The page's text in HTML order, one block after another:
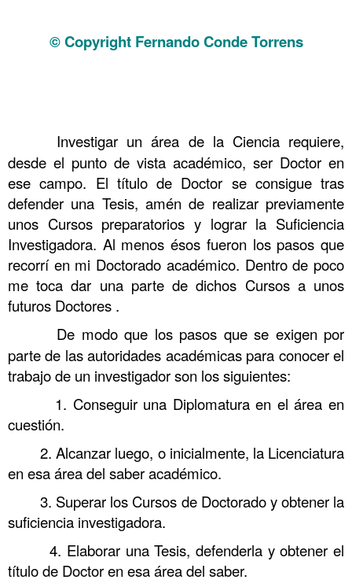
© Copyright Fernando Conde Torrens
Investigar un área de la Ciencia requiere,
desde el punto de vista académico, ser Doctor en
ese campo. El título de Doctor se consigue tras
defender una Tesis, amén de realizar previamente
unos Cursos preparatorios y lograr la Suficiencia
Investigadora. Al menos ésos fueron los pasos que
recorrí en mi Doctorado académico. Dentro de poco
me toca dar una parte de dichos Cursos a unos
futuros Doctores .
De modo que los pasos que se exigen por
parte de las autoridades académicas para conocer el
trabajo de un investigador son los siguientes:
1. Conseguir una Diplomatura en el área en
cuestión.
2. Alcanzar luego, o inicialmente, la Licenciatura
en esa área del saber académico.
3. Superar los Cursos de Doctorado y obtener la
suficiencia investigadora.
4. Elaborar una Tesis, defenderla y obtener el
título de Doctor en esa área del saber.